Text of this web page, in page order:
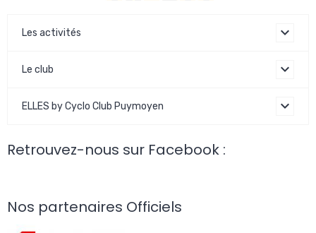
Les activités
Le club
ELLES by Cyclo Club Puymoyen
Retrouvez-nous sur Facebook :
Nos partenaires Officiels